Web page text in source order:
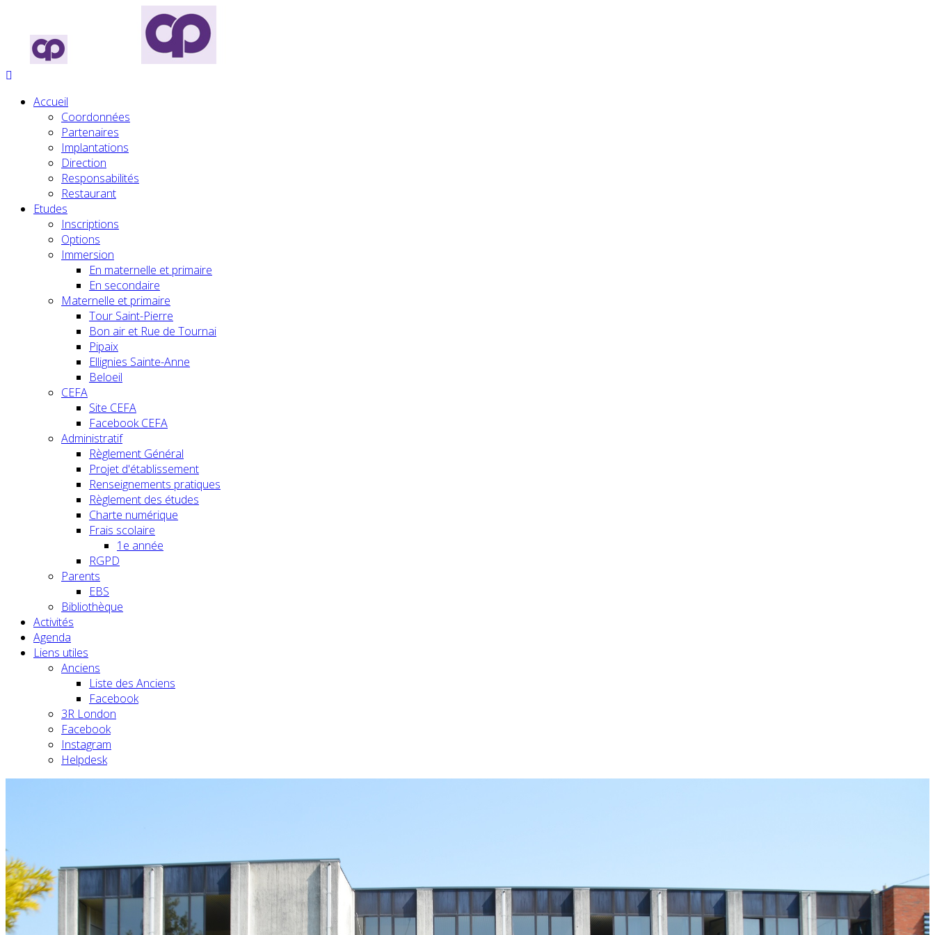
Accueil
Coordonnées
Partenaires
Implantations
Direction
Responsabilités
Restaurant
Etudes
Inscriptions
Options
Immersion
En maternelle et primaire
En secondaire
Maternelle et primaire
Tour Saint-Pierre
Bon air et Rue de Tournai
Pipaix
Ellignies Sainte-Anne
Beloeil
CEFA
Site CEFA
Facebook CEFA
Administratif
Règlement Général
Projet d'établissement
Renseignements pratiques
Règlement des études
Charte numérique
Frais scolaire
1e année
RGPD
Parents
EBS
Bibliothèque
Activités
Agenda
Liens utiles
Anciens
Liste des Anciens
Facebook
3R London
Facebook
Instagram
Helpdesk